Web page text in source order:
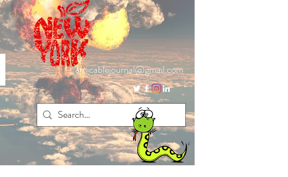
amicablejournal@gmail.com